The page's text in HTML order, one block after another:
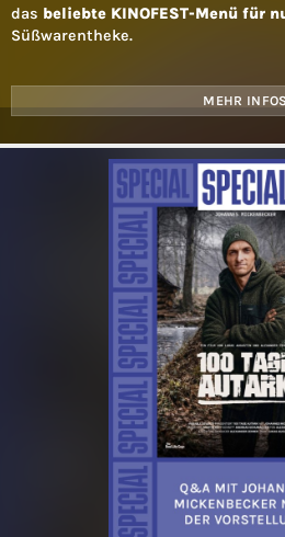
das beliebte KINOFEST-Menü für
Süßwarentheke.
MEHR INFOS